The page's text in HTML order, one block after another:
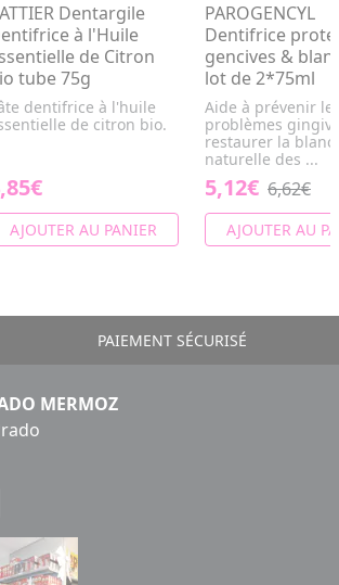
Dentargile
à l'Huile
de Citron
tube 75g
dentifrice à l'huile
de citron bio.
AJOUTER AU PANIER
PAROGENCYL
Dentifrice
gencives &
lot de 2*75ml
Aide à prévenir
problèmes
restaurer la
naturelle des ...
5,12€ 6,62€
AJOUTER AU
PAIEMENT SÉCURISÉ
MERMOZ